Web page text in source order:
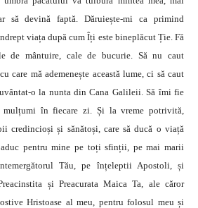
să devină faptă. Dăruiește-mi ca primind
viața după cum Îți este bineplăcut Ție. Fă
de mântuire, cale de bucurie. Să nu caut
care mă ademenește această lume, ci să caut
o la nunta din Cana Galileii. Să îmi fie
în fiecare zi. Și la vreme potrivită,
credincioși și sănătoși, care să ducă o viață
pentru mine pe toți sfinții, pe mai marii
Tău, pe înțeleptii Apostoli, și
și Preacurata Maica Ta, ale căror
Hristoase al meu, pentru folosul meu și